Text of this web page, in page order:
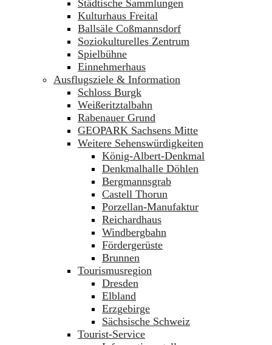
Städtische Sammlungen
Kulturhaus Freital
Ballsäle Coßmannsdorf
Soziokulturelles Zentrum
Spielbühne
Einnehmerhaus
Ausflugsziele & Information
Schloss Burgk
Weißeritztalbahn
Rabenauer Grund
GEOPARK Sachsens Mitte
Weitere Sehenswürdigkeiten
König-Albert-Denkmal
Denkmalhalle Döhlen
Bergmannsgrab
Castell Thorun
Porzellan-Manufaktur
Reichardhaus
Windbergbahn
Fördergerüste
Brunnen
Tourismusregion
Dresden
Elbland
Erzgebirge
Sächsische Schweiz
Tourist-Service